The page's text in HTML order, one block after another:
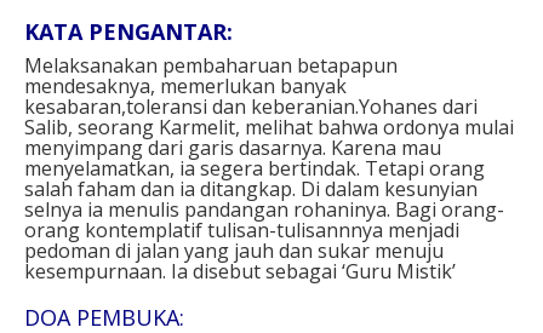
KATA PENGANTAR:
Melaksanakan pembaharuan betapapun
mendesaknya, memerlukan banyak
kesabaran,toleransi dan keberanian.Yohanes dari
Salib, seorang Karmelit, melihat bahwa ordonya mulai
menyimpang dari garis dasarnya. Karena mau
menyelamatkan, ia segera bertindak. Tetapi orang
salah faham dan ia ditangkap. Di dalam kesunyian
selnya ia menulis pandangan rohaninya. Bagi orang-
orang kontemplatif tulisan-tulisannnya menjadi
pedoman di jalan yang jauh dan sukar menuju
kesempurnaan. Ia disebut sebagai ‘Guru Mistik’
DOA PEMBUKA: